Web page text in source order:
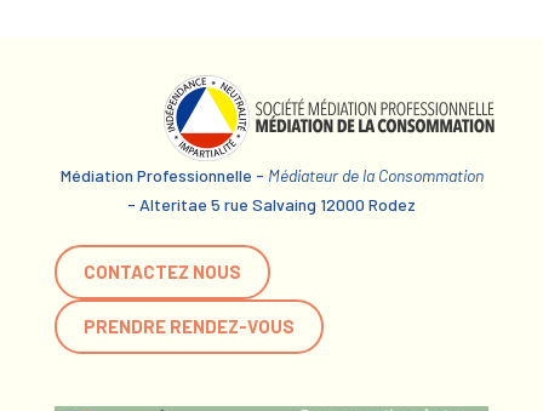
Médiation Professionnelle - Médiateur de la Consommation
- Alteritae 5 rue Salvaing 12000 Rodez
CONTACTEZ NOUS
PRENDRE RENDEZ-VOUS